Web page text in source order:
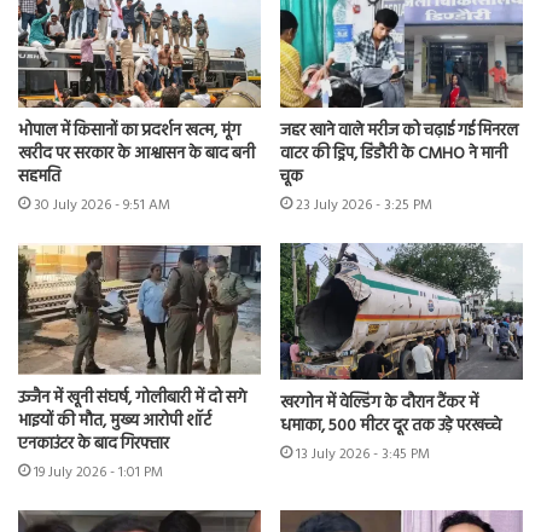
भोपाल में किसानों का प्रदर्शन खत्म, मूंग
खरीद पर सरकार के आश्वासन के बाद बनी
सहमति
30 July 2026 - 9:51 AM
जहर खाने वाले मरीज को चढ़ाई गई मिनरल
वाटर की ड्रिप, डिंडौरी के CMHO ने मानी
चूक
23 July 2026 - 3:25 PM
उज्जैन में खूनी संघर्ष, गोलीबारी में दो सगे
भाइयों की मौत, मुख्य आरोपी शॉर्ट
एनकाउंटर के बाद गिरफ्तार
19 July 2026 - 1:01 PM
खरगोन में वेल्डिंग के दौरान टैंकर में
धमाका, 500 मीटर दूर तक उड़े परखच्चे
13 July 2026 - 3:45 PM